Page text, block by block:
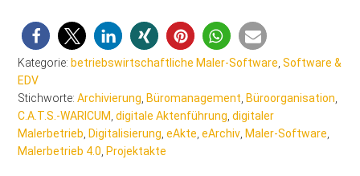
Kategorie: betriebswirtschaftliche Maler-Software ,Software &
EDV
Stichworte:Archivierung Büromanagement Büroorganisation
C.A.T.S.-WARICUM ,digitale Aktenführung ,digitaler
Malerbetrieb Digitalisierung ,eAkte ,eArchiv Maler-Software
Malerbetrieb 4.0 Projektakte